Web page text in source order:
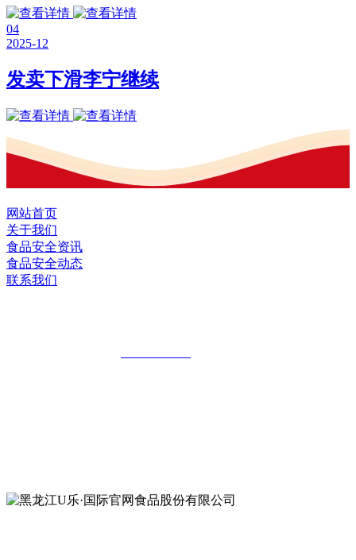
04
2025-12
发卖下滑李宁继续
网站首页
关于我们
食品安全资讯
食品安全动态
联系我们